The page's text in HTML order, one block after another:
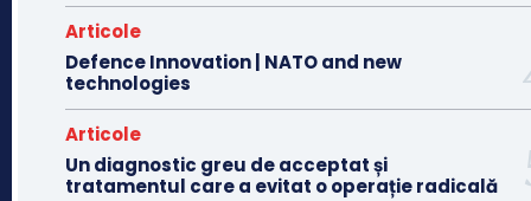
Articole
Defence Innovation | NATO and new
technologies
Articole
Un diagnostic greu de acceptat și
tratamentul care a evitat o operație radicală